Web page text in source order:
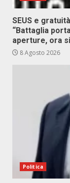
SEUS e
“Battaglia
aperture, ora
8 Agosto 2026
Politica